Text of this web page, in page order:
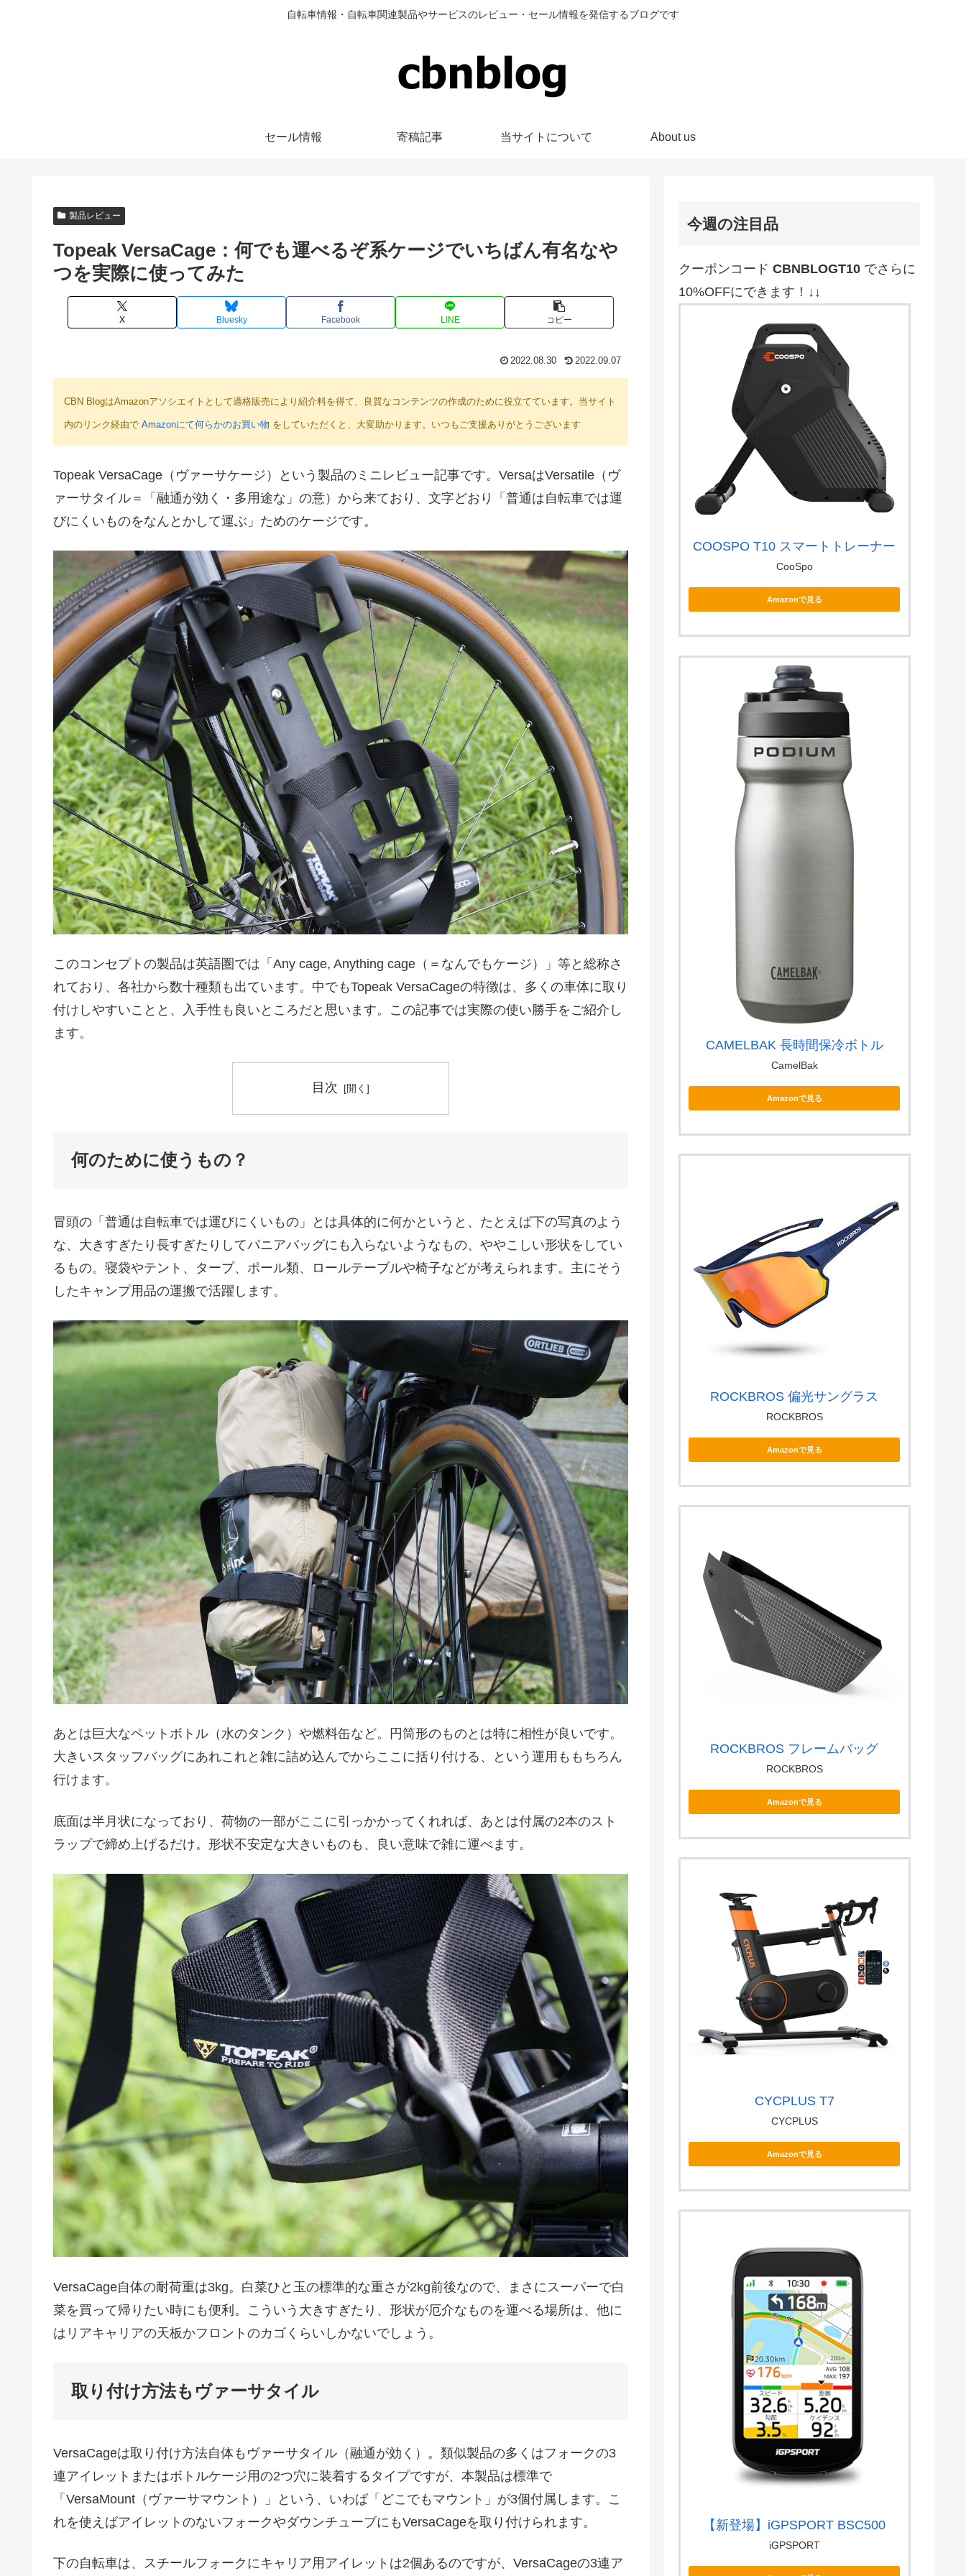
自転車情報・自転車関連製品やサービスのレビュー・セール情報を発信するブログです
セール情報 寄稿記事 当サイトについて About us
製品レビュー
Topeak VersaCage：何でも運べるぞ系ケージでいちばん有名なや
つを実際に使ってみた
X Bluesky Facebook LINE コピー
2022.08.30 2022.09.07
CBN BlogはAmazonアソシエイトとして適格販売により紹介料を得て、良質なコンテンツの作成のために役立てています。当サイト
内のリンク経由で Amazonにて何らかのお買い物 をしていただくと、大変助かります。いつもご支援ありがとうございます
Topeak VersaCage（ヴァーサケージ）という製品のミニレビュー記事です。VersaはVersatile（ヴ
ァーサタイル＝「融通が効く・多用途な」の意）から来ており、文字どおり「普通は自転車では運
びにくいものをなんとかして運ぶ」ためのケージです。
このコンセプトの製品は英語圏では「Any cage, Anything cage（＝なんでもケージ）」等と総称さ
れており、各社から数十種類も出ています。中でもTopeak VersaCageの特徴は、多くの車体に取り
付けしやすいことと、入手性も良いところだと思います。この記事では実際の使い勝手をご紹介し
ます。
目次
何のために使うもの？
冒頭の「普通は自転車では運びにくいもの」とは具体的に何かというと、たとえば下の写真のよう
な、大きすぎたり長すぎたりしてパニアバッグにも入らないようなもの、ややこしい形状をしてい
るもの。寝袋やテント、タープ、ポール類、ロールテーブルや椅子などが考えられます。主にそう
したキャンプ用品の運搬で活躍します。
あとは巨大なペットボトル（水のタンク）や燃料缶など。円筒形のものとは特に相性が良いです。
大きいスタッフバッグにあれこれと雑に詰め込んでからここに括り付ける、という運用ももちろん
行けます。
底面は半月状になっており、荷物の一部がここに引っかかってくれれば、あとは付属の2本のスト
ラップで締め上げるだけ。形状不安定な大きいものも、良い意味で雑に運べます。
VersaCage自体の耐荷重は3kg。白菜ひと玉の標準的な重さが2kg前後なので、まさにスーパーで白
菜を買って帰りたい時にも便利。こういう大きすぎたり、形状が厄介なものを運べる場所は、他に
はリアキャリアの天板かフロントのカゴくらいしかないでしょう。
取り付け方法もヴァーサタイル
VersaCageは取り付け方法自体もヴァーサタイル（融通が効く）。類似製品の多くはフォークの3
連アイレットまたはボトルケージ用の2つ穴に装着するタイプですが、本製品は標準で
「VersaMount（ヴァーサマウント）」という、いわば「どこでもマウント」が3個付属します。こ
れを使えばアイレットのないフォークやダウンチューブにもVersaCageを取り付けられます。
下の自転車は、スチールフォークにキャリア用アイレットは2個あるのですが、VersaCageの3連ア
今週の注目品
クーポンコード CBNBLOGT10 でさらに
10%OFFにできます！↓↓
COOSPO T10 スマートトレーナー
CooSpo
Amazonで見る
CAMELBAK 長時間保冷ボトル
CamelBak
Amazonで見る
ROCKBROS 偏光サングラス
ROCKBROS
Amazonで見る
ROCKBROS フレームバッグ
ROCKBROS
Amazonで見る
CYCPLUS T7
CYCPLUS
Amazonで見る
【新登場】iGPSPORT BSC500
iGPSPORT